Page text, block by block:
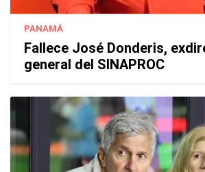
PANAMÁ
Fallece José Donderis,
general del SINAPROC